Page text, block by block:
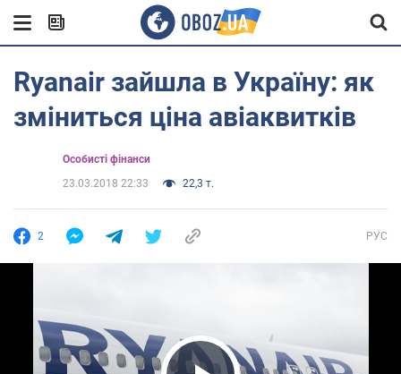
Ryanair зайшла в Україну: як
зміниться ціна авіаквитків
Особисті фінанси
23.03.2018 22:33
22,3 т.
2 РУС